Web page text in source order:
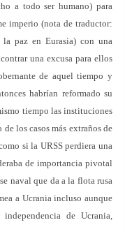
a todo ser humano) para
imperio (nota de traductor:
paz en Eurasia) con una
una excusa para ellos
de aquel tiempo y
habrían reformado su
tiempo las instituciones
los casos más extraños de
si la URSS perdiera una
de importancia pivotal
naval que da a la flota rusa
a Ucrania incluso aunque
de Ucrania,